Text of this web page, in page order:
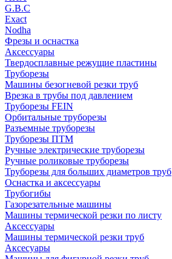
G.B.C
Exact
Nodha
Фрезы и оснастка
Аксессуары
Твердосплавные режущие пластины
Труборезы
Машины безогневой резки труб
Врезка в трубы под давлением
Труборезы FEIN
Орбитальные труборезы
Разъемные труборезы
Труборезы ПТМ
Ручные электрические труборезы
Ручные роликовые труборезы
Труборезы для больших диаметров труб
Оснастка и аксессуары
Трубогибы
Газорезательные машины
Машины термической резки по листу
Аксессуары
Машины термической резки труб
Аксесуары